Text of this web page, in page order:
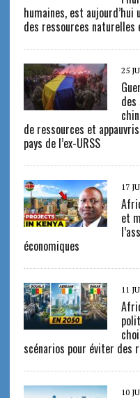
humaines, est aujourd’hui
des ressources
25
des
de ressources et
pays de l’ex-URSS
17
et
économiques
11
scénarios pour éviter des
10